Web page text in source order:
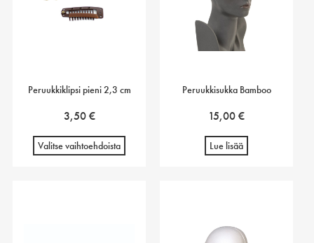
Peruukkiklipsi pieni 2,3 cm
3,50€
Valitse vaihtoehdoista
Peruukkisukka Bamboo
15,00€
Lue lisää